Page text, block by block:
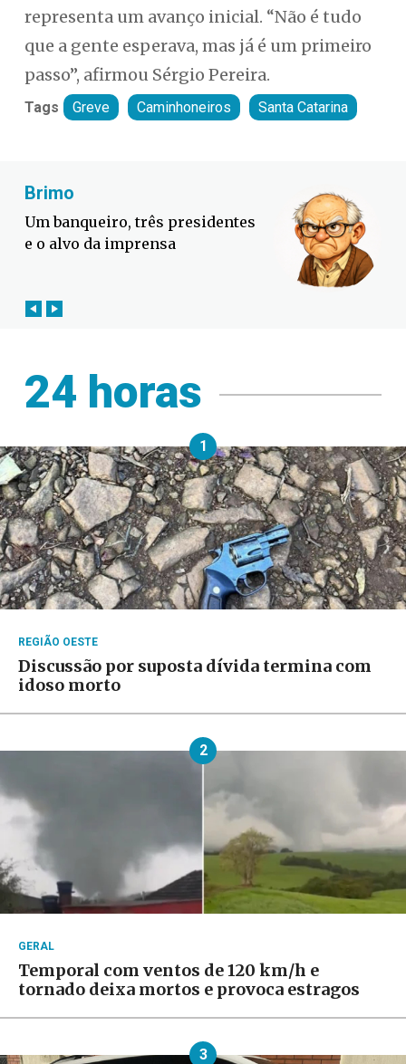
representa um avanço inicial. “Não é tudo
que a gente esperava, mas já é um primeiro
passo”, afirmou Sérgio Pereira.
Tags Greve Caminhoneiros Santa Catarina
Defesa Civil lança campanha
contra o El Niño em SC
24 horas
1
REGIÃO OESTE
Discussão por suposta dívida termina com
idoso morto
2
GERAL
Temporal com ventos de 120 km/h e
tornado deixa mortos e provoca estragos
3